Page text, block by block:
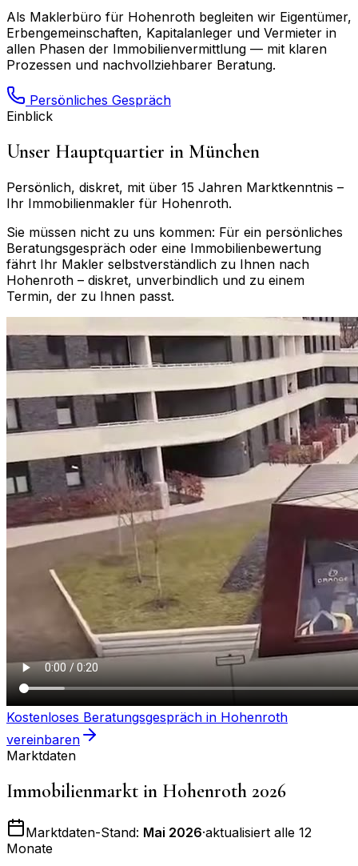
Als Maklerbüro für Hohenroth begleiten wir Eigentümer,
Erbengemeinschaften, Kapitalanleger und Vermieter in
allen Phasen der Immobilienvermittlung — mit klaren
Prozessen und nachvollziehbarer Beratung.
Persönliches Gespräch
Einblick
Unser Hauptquartier in München
Persönlich, diskret, mit über 15 Jahren Marktkenntnis –
Ihr Immobilienmakler für Hohenroth.
Sie müssen nicht zu uns kommen: Für ein persönliches
Beratungsgespräch oder eine Immobilienbewertung
fährt Ihr Makler selbstverständlich zu Ihnen nach
Hohenroth – diskret, unverbindlich und zu einem
Termin, der zu Ihnen passt.
Kostenloses Beratungsgespräch in Hohenroth
vereinbaren
Marktdaten
Immobilienmarkt in Hohenroth 2026
Marktdaten-Stand: Mai 2026·aktualisiert alle 12
Monate